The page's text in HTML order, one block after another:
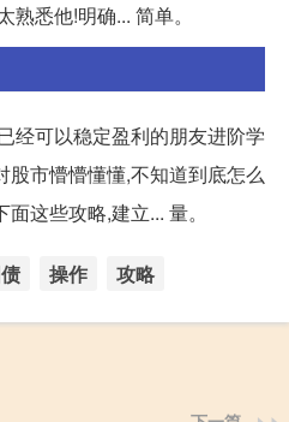
悉他!明确... 简单。
经可以稳定盈利的朋友进阶学
股市懵懵懂懂,不知道到底怎么
这些攻略,建立... 量。
操作 攻略